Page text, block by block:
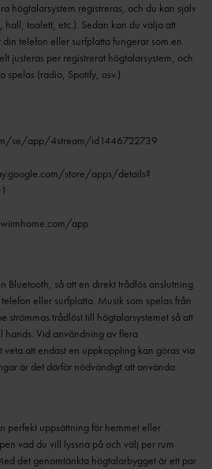
högtalarsystem registreras, och du kan själv
hall, toalett, etc.). Sedan kan du välja att
telefon eller surfplatta fungerar som en
justeras per registrerat högtalarsystem, och
spelas (radio, Spotify, osv.).
se/app/4stream/id1446722739
store/apps/details?
app
Bluetooth, så att en direkt trådlös anslutning
eller surfplatta. Musik som spelas från
strömmas trådlöst till högtalarsystemet så att
hands. Vid användning av flera
veta att endast en uppkoppling kan göras via
är det därför nödvändigt att använda
perfekt uppsättning för hemmet eller
vad du vill lyssna på och välj per rum
det genomtänkta högtalarbygget är ett par